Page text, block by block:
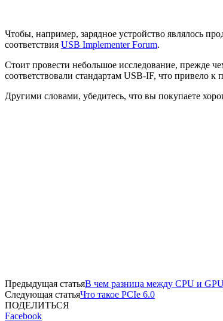
Чтобы, например, зарядное устройство являлось
соответствия USB Implementer Forum.
Стоит провести небольшое исследование, прежде
соответствовали стандартам USB-IF, что привело
Другими словами, убедитесь, что вы покупаете
Предыдущая статьяВ чем разница между CPU и
Следующая статьяЧто такое PCIe 6.0
ПОДЕЛИТЬСЯ
Facebook